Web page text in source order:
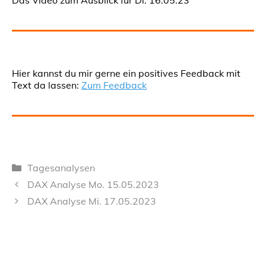
Hier kannst du mir gerne ein positives Feedback mit
Text da lassen: Zum Feedback
Kategorien
Tagesanalysen
DAX Analyse Mo. 15.05.2023
DAX Analyse Mi. 17.05.2023